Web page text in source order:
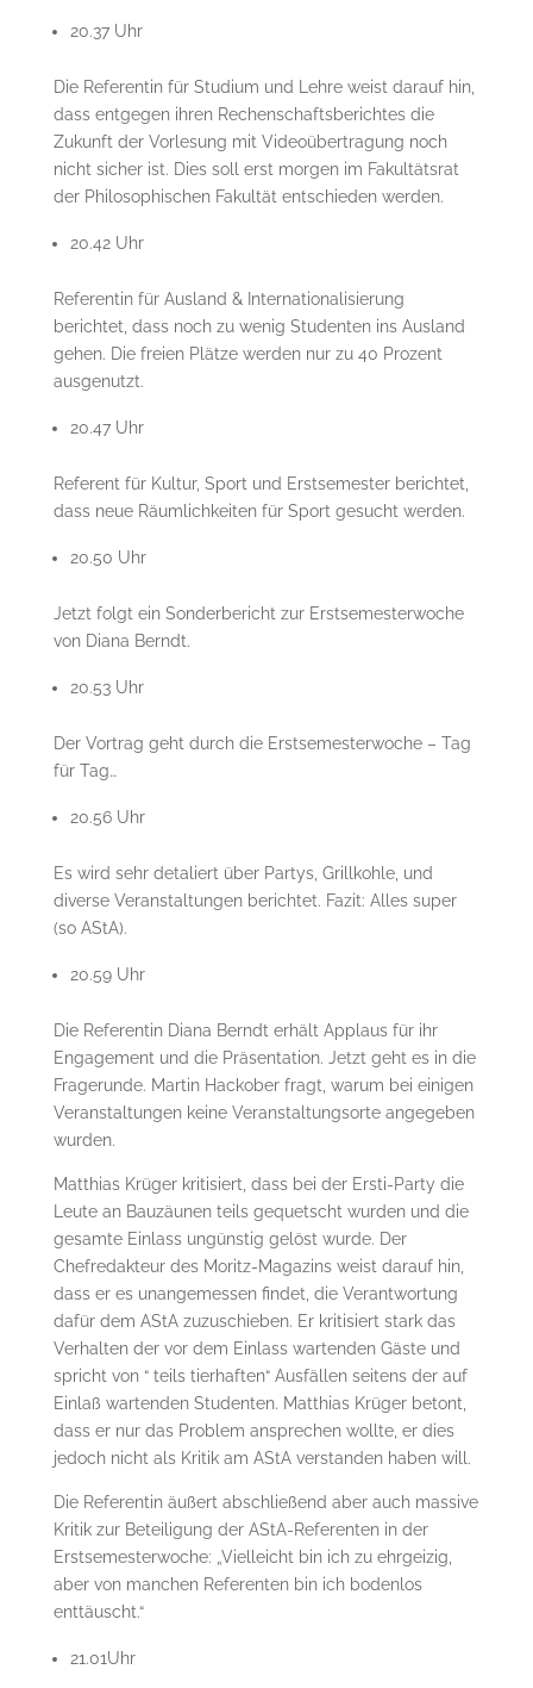
20.37 Uhr
Die Referentin für Studium und Lehre weist darauf hin,
dass entgegen ihren Rechenschaftsberichtes die
Zukunft der Vorlesung mit Videoübertragung noch
nicht sicher ist. Dies soll erst morgen im Fakultätsrat
der Philosophischen Fakultät entschieden werden.
20.42 Uhr
Referentin für Ausland & Internationalisierung
berichtet, dass noch zu wenig Studenten ins Ausland
gehen. Die freien Plätze werden nur zu 40 Prozent
ausgenutzt.
20.47 Uhr
Referent für Kultur, Sport und Erstsemester berichtet,
dass neue Räumlichkeiten für Sport gesucht werden.
20.50 Uhr
Jetzt folgt ein Sonderbericht zur Erstsemesterwoche
von Diana Berndt.
20.53 Uhr
Der Vortrag geht durch die Erstsemesterwoche – Tag
für Tag…
20.56 Uhr
Es wird sehr detaliert über Partys, Grillkohle, und
diverse Veranstaltungen berichtet. Fazit: Alles super
(so AStA).
20.59 Uhr
Die Referentin Diana Berndt erhält Applaus für ihr
Engagement und die Präsentation. Jetzt geht es in die
Fragerunde. Martin Hackober fragt, warum bei einigen
Veranstaltungen keine Veranstaltungsorte angegeben
wurden.
Matthias Krüger kritisiert, dass bei der Ersti-Party die
Leute an Bauzäunen teils gequetscht wurden und die
gesamte Einlass ungünstig gelöst wurde. Der
Chefredakteur des Moritz-Magazins weist darauf hin,
dass er es unangemessen findet, die Verantwortung
dafür dem AStA zuzuschieben. Er kritisiert stark das
Verhalten der vor dem Einlass wartenden Gäste und
spricht von “ teils tierhaften“ Ausfällen seitens der auf
Einlaß wartenden Studenten. Matthias Krüger betont,
dass er nur das Problem ansprechen wollte, er dies
jedoch nicht als Kritik am AStA verstanden haben will.
Die Referentin äußert abschließend aber auch massive
Kritik zur Beteiligung der AStA-Referenten in der
Erstsemesterwoche: „Vielleicht bin ich zu ehrgeizig,
aber von manchen Referenten bin ich bodenlos
enttäuscht.“
21.01Uhr